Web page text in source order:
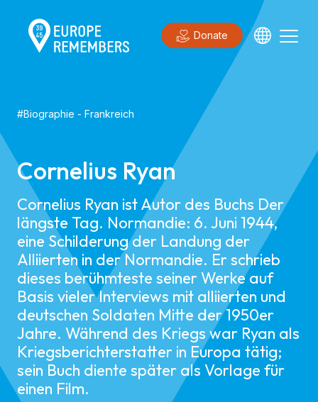
Donate
#Biographie - Frankreich
Cornelius Ryan
Cornelius Ryan ist Autor des Buchs Der
längste Tag. Normandie: 6. Juni 1944,
eine Schilderung der Landung der
Alliierten in der Normandie. Er schrieb
dieses berühmteste seiner Werke auf
Basis vieler Interviews mit alliierten und
deutschen Soldaten Mitte der 1950er
Jahre. Während des Kriegs war Ryan als
Kriegsberichterstatter in Europa tätig;
sein Buch diente später als Vorlage für
einen Film.